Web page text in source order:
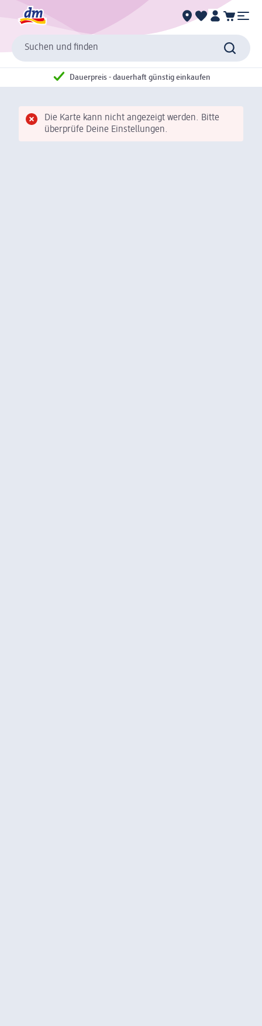
Suchen und finden
Dauerpreis - dauerhaft günstig einkaufen
Die Karte kann nicht angezeigt werden. Bitte
überprüfe Deine Einstellungen.